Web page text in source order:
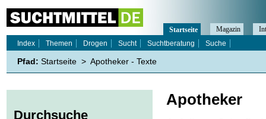
Apotheker
Startseite Magazin
Index
Themen Drogen Sucht Suchtberatung Suche
Pfad: Startseite > Apotheker - Texte
Durchsuche